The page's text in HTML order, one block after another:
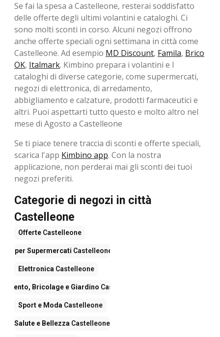
Se fai la spesa a Castelleone, resterai soddisfatto
delle offerte degli ultimi volantini e cataloghi. Ci
sono molti sconti in corso. Alcuni negozi offrono
anche offerte speciali ogni settimana in città come
Castelleone. Ad esempio MD Discount, Famila, Brico
OK, Italmark. Kimbino prepara i volantini e I
cataloghi di diverse categorie, come supermercati,
negozi di elettronica, di arredamento,
abbigliamento e calzature, prodotti farmaceutici e
altri. Puoi aspettarti tutto questo e molto altro nel
mese di Agosto a Castelleone
Se ti piace tenere traccia di sconti e offerte speciali,
scarica l'app Kimbino app. Con la nostra
applicazione, non perderai mai gli sconti dei tuoi
negozi preferiti.
Categorie di negozi in città
Castelleone
Offerte Castelleone
Iper Supermercati Castelleone
Elettronica Castelleone
Bricolage e Giardino Castelleone
Sport e Moda Castelleone
Salute e Bellezza Castelleone